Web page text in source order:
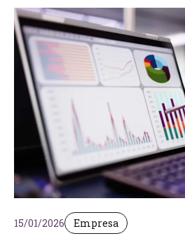
15/01/2026 Empresa